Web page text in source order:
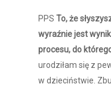
PPSTo, że
wyraźnie jest
procesu, do
urodziłam się z
w dzieciństwie.